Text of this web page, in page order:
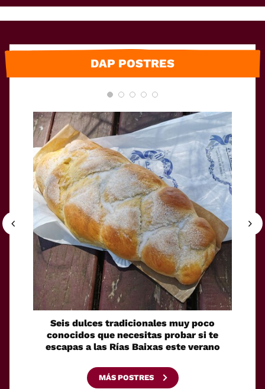
DAP POSTRES
Seis dulces tradicionales muy poco
conocidos que necesitas probar si te
escapas a las Rías Baixas este verano
MÁS POSTRES